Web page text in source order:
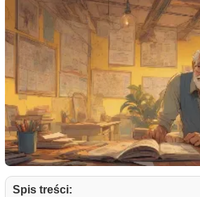
Spis treści: